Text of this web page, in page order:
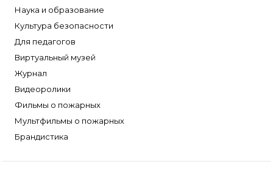
Наука и образование
Культура безопасности
Для педагогов
Виртуальный музей
Журнал
Видеоролики
Фильмы о пожарных
Мультфильмы о пожарных
Брандистика